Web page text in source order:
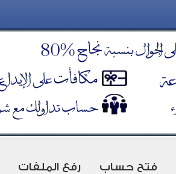
فتح حساب رفع الملفات